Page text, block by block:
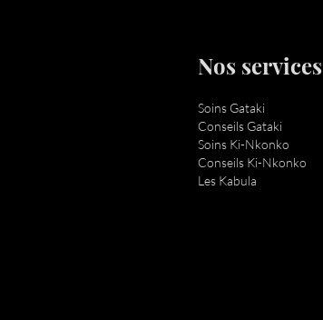
Nos services
Soins Gataki
Conseils Gataki
Soins Ki-Nkonko
Conseils Ki-Nkonko
Les Kabula